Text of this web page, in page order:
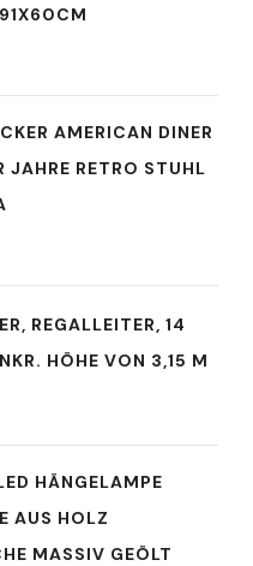
AMERICAN DINER
JAHRE RETRO STUHL
REGALLEITER, 14
HÖHE VON 3,15 M
HÄNGELAMPE
AUS HOLZ
MASSIV GEÖLT